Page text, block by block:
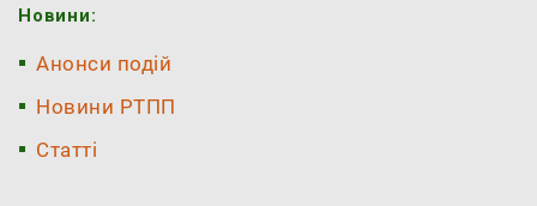
Новини:
Анонси подій
Новини РТПП
Статті